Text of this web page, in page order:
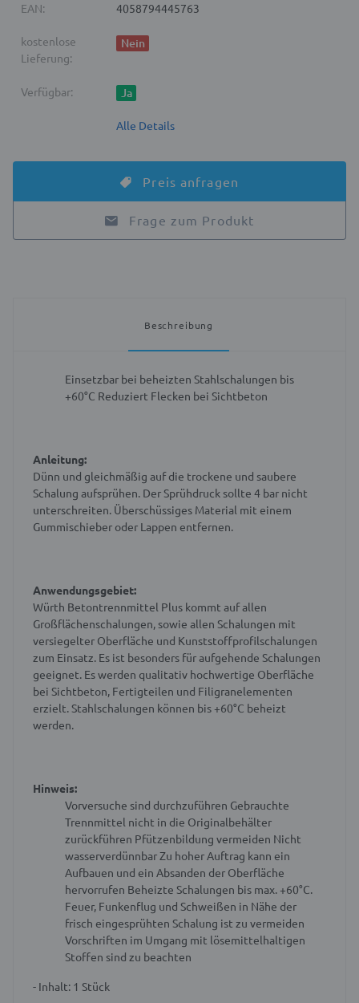
EAN: 4058794445763
kostenlose
Lieferung:
Nein
Verfügbar: Ja
Alle Details
Preis anfragen
Frage zum Produkt
Beschreibung
Einsetzbar bei beheizten Stahlschalungen bis
+60°C Reduziert Flecken bei Sichtbeton
Anleitung:
Dünn und gleichmäßig auf die trockene und saubere
Schalung aufsprühen. Der Sprühdruck sollte 4 bar nicht
unterschreiten. Überschüssiges Material mit einem
Gummischieber oder Lappen entfernen.
Anwendungsgebiet:
Würth Betontrennmittel Plus kommt auf allen
Großflächenschalungen, sowie allen Schalungen mit
versiegelter Oberfläche und Kunststoffprofilschalungen
zum Einsatz. Es ist besonders für aufgehende Schalungen
geeignet. Es werden qualitativ hochwertige Oberfläche
bei Sichtbeton, Fertigteilen und Filigranelementen
erzielt. Stahlschalungen können bis +60°C beheizt
werden.
Hinweis:
Vorversuche sind durchzuführen Gebrauchte
Trennmittel nicht in die Originalbehälter
zurückführen Pfützenbildung vermeiden Nicht
wasserverdünnbarZu hoher Auftrag kann ein
Aufbauen und ein Absanden der Oberfläche
hervorrufen Beheizte Schalungen bis max. +60°C.
Feuer, Funkenflug und Schweißen in Nähe der
frisch eingesprühten Schalung ist zu vermeiden
Vorschriften im Umgang mit lösemittelhaltigen
Stoffen sind zu beachten
- Inhalt: 1 Stück